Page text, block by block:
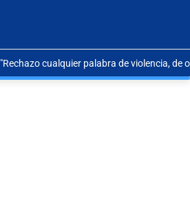
"Rechazo cualquier palabra de violencia, de